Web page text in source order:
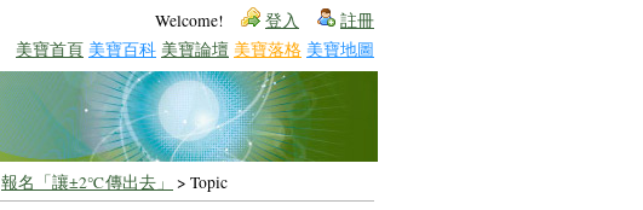
Welcome! 登入 註冊
美寶首頁 美寶百科 美寶論壇 美寶落格 美寶地圖
報名「讓±2℃傳出去」 > Topic